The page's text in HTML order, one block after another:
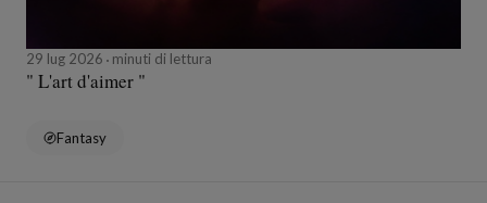
29 lug 2026 minuti di lettura
" L'art d'aimer "
Fantasy